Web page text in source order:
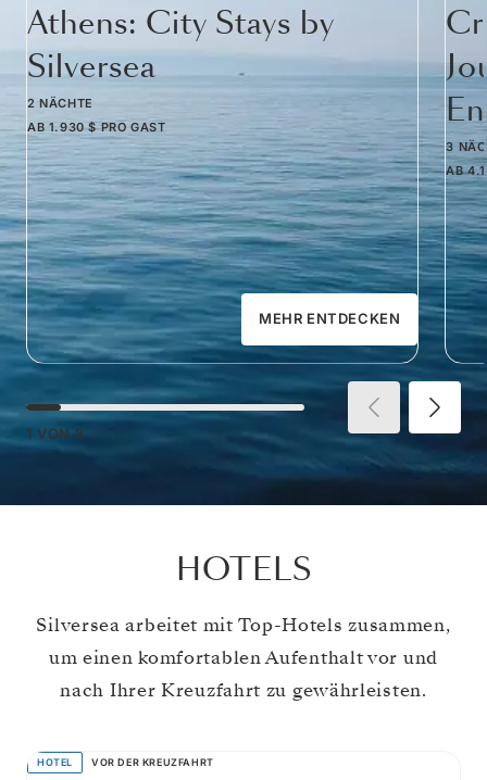
Athens: City Stays by
Silversea
2 NÄCHTE
AB 1.930 $ PRO GAST
MEHR ENTDECKEN
3
AB
1 VON 8
HOTELS
Silversea arbeitet mit Top-Hotels zusammen,
um einen komfortablen Aufenthalt vor und
nach Ihrer Kreuzfahrt zu gewährleisten.
HOTEL VOR DER KREUZFAHRT